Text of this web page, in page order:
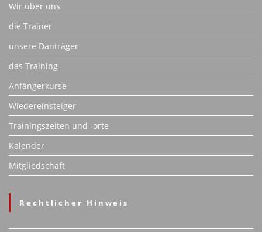
Wir über uns
die Trainer
unsere Danträger
das Training
Anfängerkurse
Wiedereinsteiger
Trainingszeiten und -orte
Kalender
Mitgliedschaft
Rechtlicher Hinweis